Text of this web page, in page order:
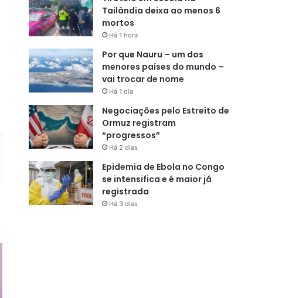
Tailândia deixa ao menos 6
mortos
Há 1 hora
Por que Nauru – um dos
menores países do mundo –
vai trocar de nome
Há 1 dia
Negociações pelo Estreito de
Ormuz registram
“progressos”
Há 2 dias
Epidemia de Ebola no Congo
se intensifica e é maior já
registrada
Há 3 dias